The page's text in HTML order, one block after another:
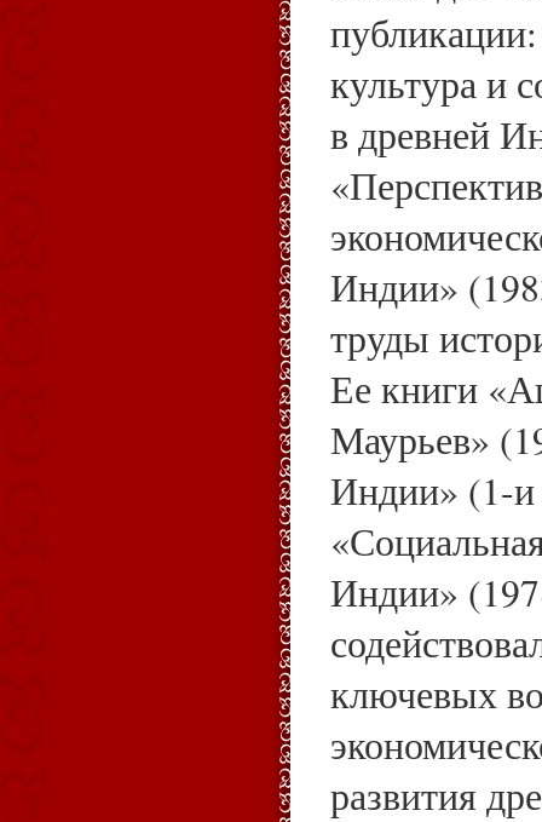
культура и
в древней
Индии»
труды
Ее книги
Маурьев»
Индии» (1-
Индии»
ключевых
развития